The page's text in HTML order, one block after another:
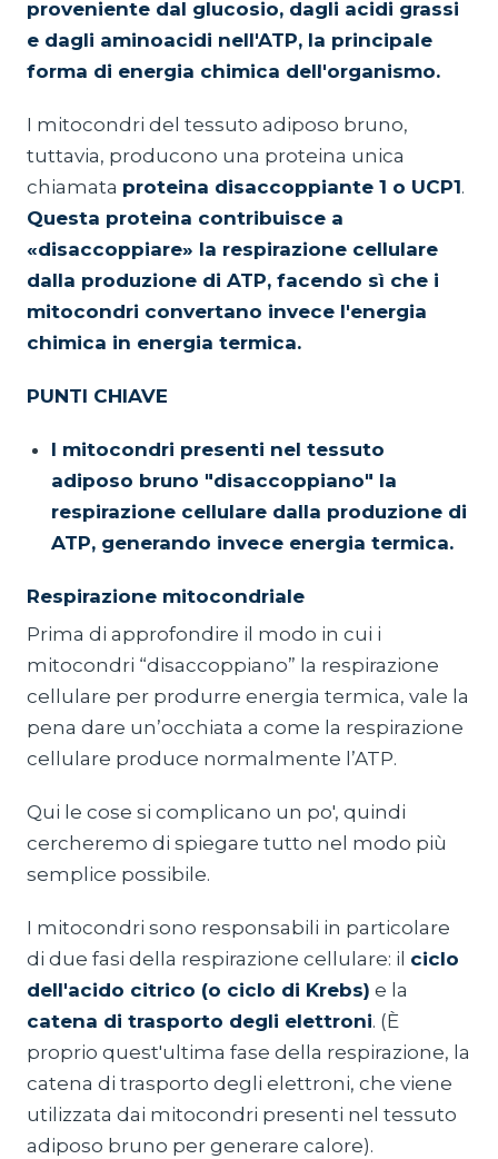
proveniente dal glucosio, dagli acidi grassi
e dagli aminoacidi nell'ATP, la principale
forma di energia chimica dell'organismo.
I mitocondri del tessuto adiposo bruno,
tuttavia, producono una proteina unica
chiamata proteina disaccoppiante 1 o UCP1.
Questa proteina contribuisce a
«disaccoppiare» la respirazione cellulare
dalla produzione di ATP, facendo sì che i
mitocondri convertano invece l'energia
chimica in energia termica.
PUNTI CHIAVE
I mitocondri presenti nel tessuto
adiposo bruno "disaccoppiano" la
respirazione cellulare dalla produzione di
ATP, generando invece energia termica.
Respirazione mitocondriale
Prima di approfondire il modo in cui i
mitocondri “disaccoppiano” la respirazione
cellulare per produrre energia termica, vale la
pena dare un’occhiata a come la respirazione
cellulare produce normalmente l’ATP.
Qui le cose si complicano un po', quindi
cercheremo di spiegare tutto nel modo più
semplice possibile.
I mitocondri sono responsabili in particolare
di due fasi della respirazione cellulare: il ciclo
dell'acido citrico (o ciclo di Krebs) e la
catena di trasporto degli elettroni. (È
proprio quest'ultima fase della respirazione, la
catena di trasporto degli elettroni, che viene
utilizzata dai mitocondri presenti nel tessuto
adiposo bruno per generare calore).